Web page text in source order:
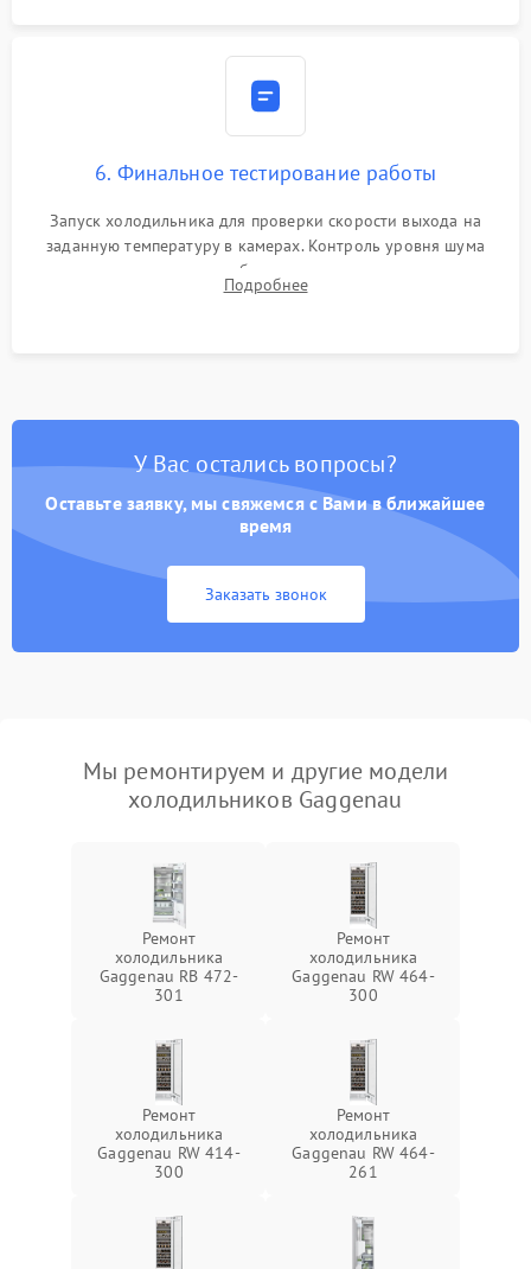
6. Финальное тестирование работы
Запуск холодильника для проверки скорости выхода на
заданную температуру в камерах. Контроль уровня шума
компрессора, отсутствия обмерзания стенок и корректного
срабатывания системы автоматической оттайки.
Подробнее
У Вас остались вопросы?
Оставьте заявку, мы свяжемся с Вами в ближайшее
время
Заказать звонок
Мы ремонтируем и другие модели
холодильников Gaggenau
Ремонт
холодильника
Gaggenau RB 472-
301
Ремонт
холодильника
Gaggenau RW 464-
300
Ремонт
холодильника
Gaggenau RW 414-
300
Ремонт
холодильника
Gaggenau RW 464-
261